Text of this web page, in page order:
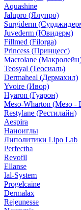
Aquashine
Jalupro (Ялупро)
Surgiderm
Juvederm (Ювидерм)
Fillmed (Filorga)
Princess (Принцесс)
Macrolane
Teosyal (Теосиаль)
Dermaheal (Дермахил)
Yvoire (Ивор)
Hyaron (Гуарон)
Meso-Wharton (Мезо -
Restylane (Рестилайн)
Aespira
Наноиглы
Липолитики Lipo Lab
Perfectha
Revofil
Ellanse
Ial-System
Progelcaine
Dermalax
Rejeunesse